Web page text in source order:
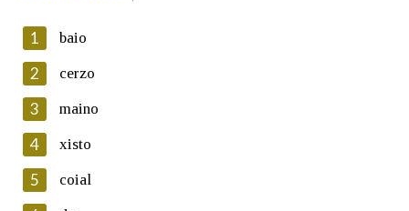
En cumprimento da normativa vixente en materia de
Protección de Datos de Carácter Persoal, a Real Academia
Galega informa a aqueles usuarios que faciliten o seu correo
electrónico, así como calquera outra información de carácter
persoal, que estes datos serán obxecto de tratamento
automatizado de carácter confidencial e incorporados aos seus
1 baio
2 cerzo
3 maino
4 xisto
5 coial